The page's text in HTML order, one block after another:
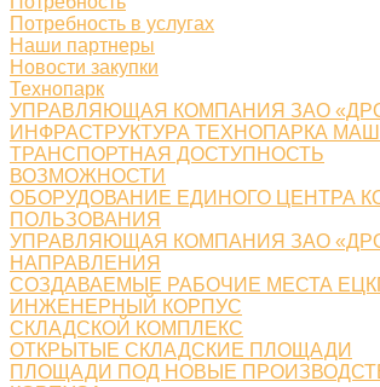
Потребность в услугах
Наши партнеры
Новости закупки
Технопарк
УПРАВЛЯЮЩАЯ КОМПАНИЯ ЗАО
ИНФРАСТРУКТУРА ТЕХНОПАРКА
ТРАНСПОРТНАЯ ДОСТУПНОСТЬ
ВОЗМОЖНОСТИ
ОБОРУДОВАНИЕ ЕДИНОГО ЦЕНТРА
ПОЛЬЗОВАНИЯ
УПРАВЛЯЮЩАЯ КОМПАНИЯ ЗАО
НАПРАВЛЕНИЯ
СОЗДАВАЕМЫЕ РАБОЧИЕ МЕСТА
ИНЖЕНЕРНЫЙ КОРПУС
СКЛАДСКОЙ КОМПЛЕКС
ОТКРЫТЫЕ СКЛАДСКИЕ ПЛОЩАДИ
ПЛОЩАДИ ПОД НОВЫЕ